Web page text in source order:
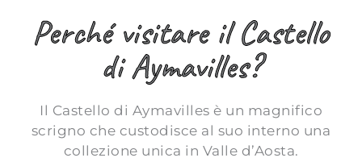
Perché visitare il Castello
di Aymavilles?
Il Castello di Aymavilles è un magnifico
scrigno che custodisce al suo interno una
collezione unica in Valle d’Aosta.